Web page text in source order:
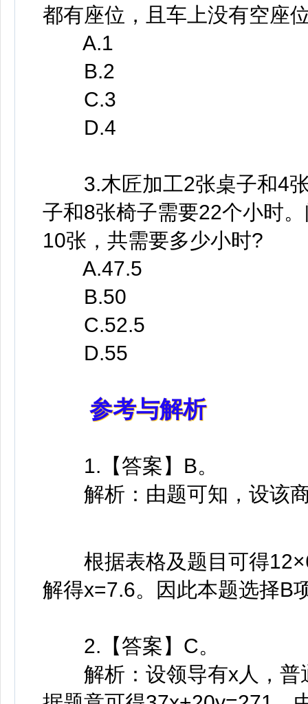
都有座位，且车上没有空座
A.1
B.2
C.3
D.4
3.木匠加工2张桌子和4张
子和8张椅子需要22个小时
10张，共需要多少小时?
A.47.5
B.50
C.52.5
D.55
参考与解析
1.【答案】B。
解析：由题可知，设该商
根据表格及题目可得
解得x=7.6。因此本题选择B
2.【答案】C。
解析：设领导有x人，普